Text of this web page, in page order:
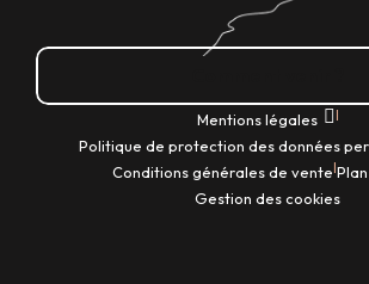
Mentions légales |
Politique de protection des données
Conditions générales de vente|
Gestion des cookies